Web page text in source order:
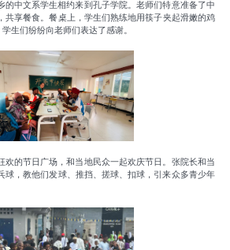
的中文系学生相约来到孔子学院。老师们特意准备了中
共享餐食。餐桌上，学生们熟练地用筷子夹起滑嫩的鸡
生们纷纷向老师们表达了感谢。
欢的节日广场，和当地民众一起欢庆节日。张院长和当
，教他们发球、推挡、搓球、扣球，引来众多青少年